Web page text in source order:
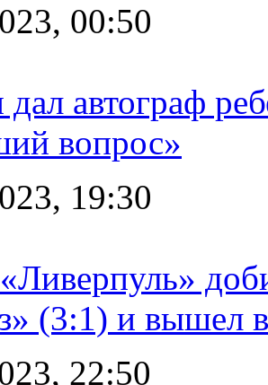
00:50
автограф
вопрос»
19:30
(3:1) и вышел
22:50